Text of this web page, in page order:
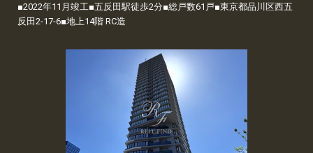
■2022年11月竣工■五反田駅徒歩2分■総戸数61戸■東京都品川区西五
反田2-17-6■地上14階 RC造